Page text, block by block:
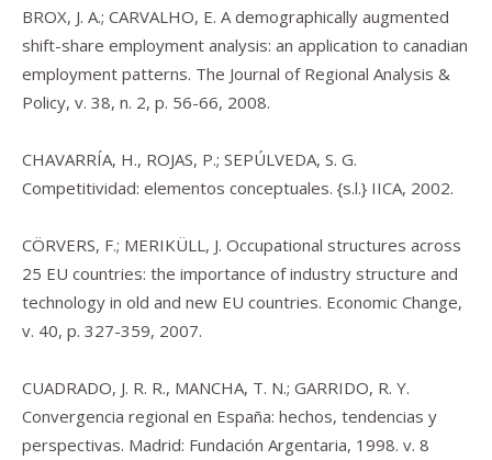
BROX, J. A.; CARVALHO, E. A demographically augmented
shift-share employment analysis: an application to canadian
employment patterns. The Journal of Regional Analysis &
Policy, v. 38, n. 2, p. 56-66, 2008.
CHAVARRÍA, H., ROJAS, P.; SEPÚLVEDA, S. G.
Competitividad: elementos conceptuales. {s.l.} IICA, 2002.
CÖRVERS, F.; MERIKÜLL, J. Occupational structures across
25 EU countries: the importance of industry structure and
technology in old and new EU countries. Economic Change,
v. 40, p. 327-359, 2007.
CUADRADO, J. R. R., MANCHA, T. N.; GARRIDO, R. Y.
Convergencia regional en España: hechos, tendencias y
perspectivas. Madrid: Fundación Argentaria, 1998. v. 8